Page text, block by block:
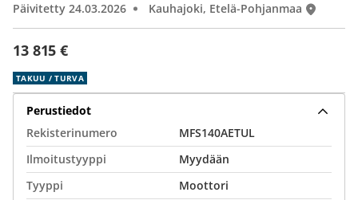
13 815 €
Päivitetty 24.03.2026 Kauhajoki, Etelä-Pohjanmaa
TAKUU / TURVA
Perustiedot
Rekisterinumero
MFS140AETUL
Ilmoitustyyppi
Myydään
Tyyppi
Moottori